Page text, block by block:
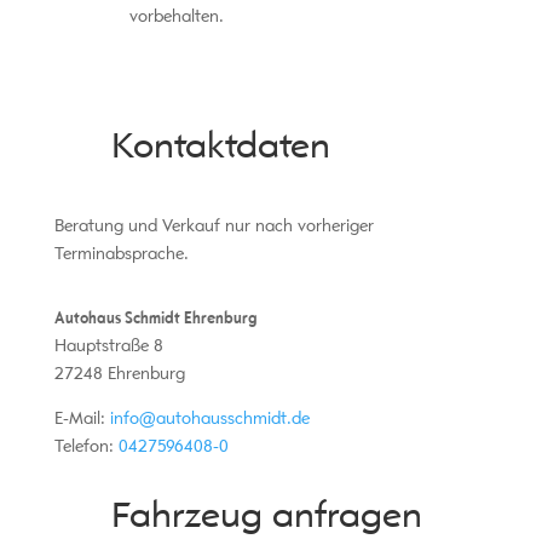
vorbehalten.
Kontaktdaten
Beratung und Verkauf nur nach vorheriger
Terminabsprache.
Autohaus Schmidt Ehrenburg
Hauptstraße 8
27248 Ehrenburg
E-Mail: info@autohausschmidt.de
Telefon: 0427596408-0
Fahrzeug anfragen